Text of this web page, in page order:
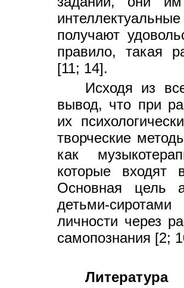
получают
правило, такая
[11; 14].
Исходя из
вывод, что при
их
творческие
как
которые входят
Основная цель
детьми-
личности через
самопознания [2;
Литература